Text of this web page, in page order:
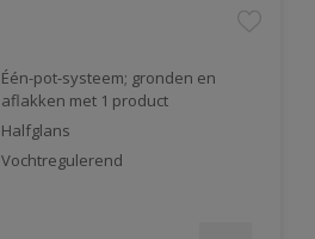
Één-pot-systeem; gronden en
aflakken met 1 product
Halfglans
Vochtregulerend